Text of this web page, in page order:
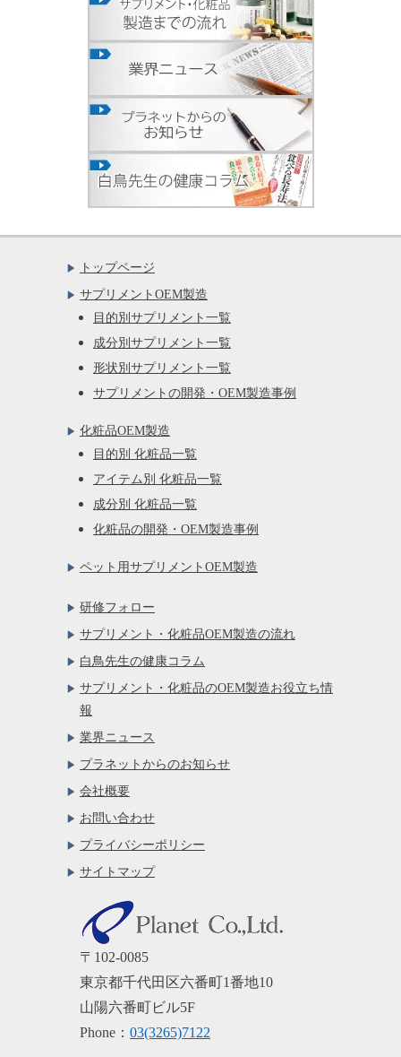
トップページ
サプリメントOEM製造
目的別サプリメント一覧
成分別サプリメント一覧
形状別サプリメント一覧
サプリメントの開発・OEM製造事例
化粧品OEM製造
目的別 化粧品一覧
アイテム別 化粧品一覧
成分別 化粧品一覧
化粧品の開発・OEM製造事例
ペット用サプリメントOEM製造
研修フォロー
サプリメント・化粧品OEM製造の流れ
白鳥先生の健康コラム
サプリメント・化粧品のOEM製造お役立ち情
報
業界ニュース
プラネットからのお知らせ
会社概要
お問い合わせ
プライバシーポリシー
サイトマップ
〒102-0085
東京都千代田区六番町1番地10
山陽六番町ビル5F
Phone： 03(3265)7122